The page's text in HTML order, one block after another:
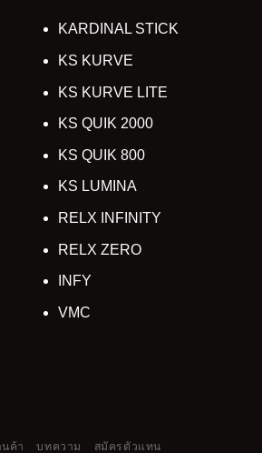
KARDINAL STICK
KS KURVE
KS KURVE LITE
KS QUIK 2000
KS QUIK 800
KS LUMINA
RELX INFINITY
RELX ZERO
INFY
VMC
นค้า บทความ สมัครตัวแทน